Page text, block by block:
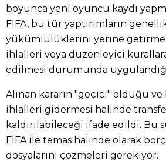
boyunca yeni oyuncu kaydı
FIFA, bu tür yaptırımların
yükümlülüklerini yerine
ihlalleri veya düzenleyici
edilmesi durumunda
Alınan kararın "geçici" olduğu
ihlalleri gidermesi halinde
kaldırılabileceği ifade edildi.
FIFA ile temas halinde olarak
dosyalarını çözmeleri gerekiyor.